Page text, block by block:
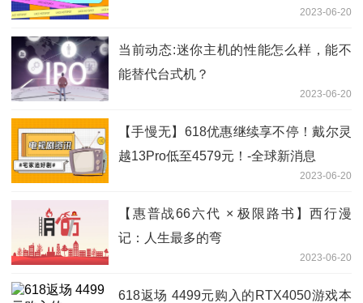
2023-06-20
当前动态:迷你主机的性能怎么样，能不
能替代台式机？
2023-06-20
【手慢无】618优惠继续享不停！戴尔灵
越13Pro低至4579元！-全球新消息
2023-06-20
【惠普战66六代 × 极限路书】西行漫
记：人生最多的弯
2023-06-20
618返场 4499元购入的RTX4050游戏本